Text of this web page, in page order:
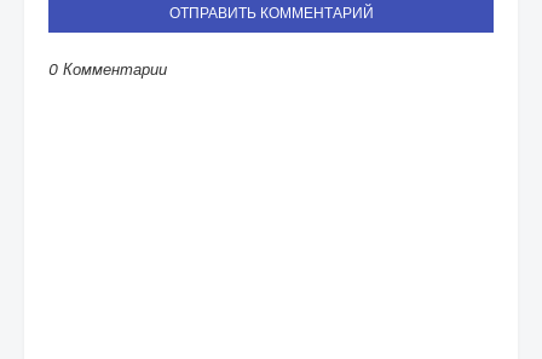
ОТПРАВИТЬ КОММЕНТАРИЙ
0 Комментарии